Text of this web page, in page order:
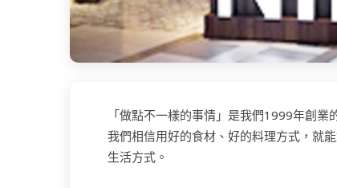
「做點不一樣的事情」是我們1999年創業
我們相信用好的食材、好的料理方式，就
生活方式。